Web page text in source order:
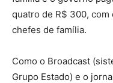
quatro de R$ 300, com
chefes de família.
Como o Broadcast
Grupo Estado) e o